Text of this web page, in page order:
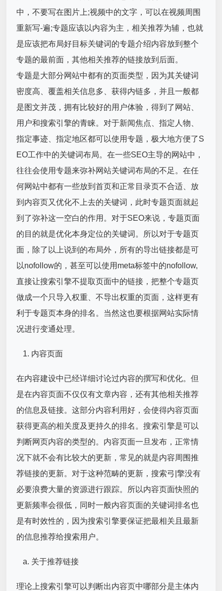
中，不要写在图片上;视频中的文字，可以在视频周围
重新写-遍;专题应该以内容为主，相关推荐为辅，也就
是应该把布局好目标关键词的专题介绍内容放到整个
专题的最前面，其他相关推荐的链接放到后面。
专题是大部分网站中都有的页面类型，因为其关键词
密度高、覆盖相关信息多、获得内链多，并且一般都
是图文并茂，拥有比较好的用户体验，得到了网站、
用户和搜索引擎的青睐。对于新闻焦点、指定人物、
指定事迹、指定地区都可以使用专题，极大地方便了S
EO工作中的关键词布局。在一些SEO主导的网站中，
往往会使用专题来弥补网站关键词布局的不足。在任
何网站中都有一些放到首页和正常目录页不合适、放
到内容页又优化不上去的关键词，此时专题页面就起
到了弥补这一空白的作用。对于SEO来说，专题页面
的目的就是优化本身定位的关键词。所以对于专题页
面，除了以上说到的布局外，所有的导出链接都是可
以nofollow的，甚至可以使用meta标签中的nofollow,
直接让搜索引擎不提取页面中的链接，把整个专题页
做成一个只导入权重、不导出权重的页面，这样更有
利于专题页本身的排名。当然这也要根据网站实际情
况进行变通处理。
内容页面
在内容建设中已经详细讨论过内容的撰写和优化。但
是在内容页面不仅仅有文章内容，还有其他相关推荐
的信息及链接。这部分内容利用好，会使得内容页面
获得更高的相关度及更持久的排名。搜索引擎是可以
判断网页内容的类型的。内容页面一旦发布，正常情
况下就不会有比较大的更新，常见的就是内容周围推
荐链接的更新。对于这种范畴的更新，搜索弓|擎没有
必要浪费大量的资源进行跟踪。所以内容页面快照的
更新频率会很低，同时一般内容页面的关键词排名也
是有时效性的，因为搜索引擎要保证把最相关且最新
的信息推荐给搜索用户。
关于推荐链接
理论上搜索引擎可以判断出内容页中哪部分是主体内